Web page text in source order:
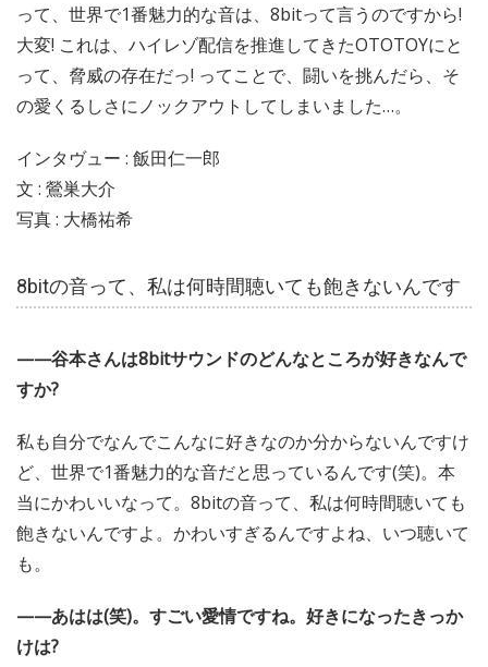
って、世界で1番魅力的な音は、8bitって言うのですから!
大変! これは、ハイレゾ配信を推進してきたOTOTOYにと
って、脅威の存在だっ! ってことで、闘いを挑んだら、そ
の愛くるしさにノックアウトしてしまいました…。
インタヴュー : 飯田仁一郎
文 : 鶯巣大介
写真 : 大橋祐希
8bitの音って、私は何時間聴いても飽きないんです
——谷本さんは8bitサウンドのどんなところが好きなんで
すか?
私も自分でなんでこんなに好きなのか分からないんですけ
ど、世界で1番魅力的な音だと思っているんです(笑)。本
当にかわいいなって。8bitの音って、私は何時間聴いても
飽きないんですよ。かわいすぎるんですよね、いつ聴いて
も。
——あはは(笑)。すごい愛情ですね。好きになったきっか
けは?